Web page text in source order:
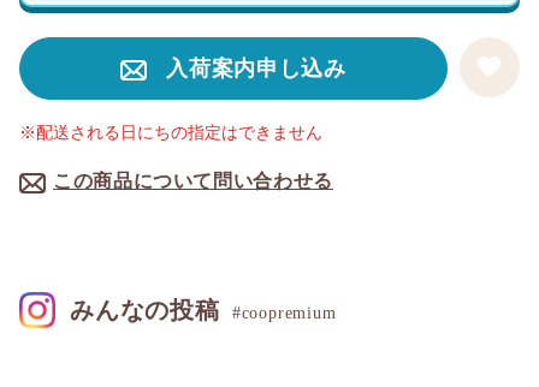
入荷案内申し込み
この商品について問い合わせる
※配送される日にちの指定はできません
みんなの投稿 #coopremium